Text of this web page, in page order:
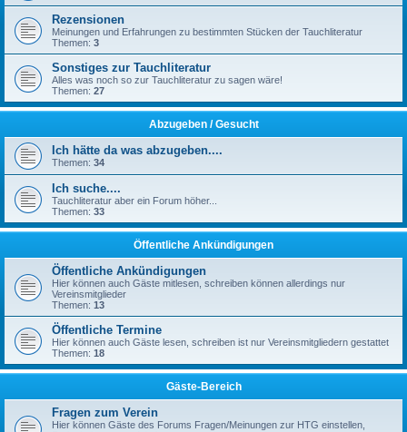
Rezensionen
Meinungen und Erfahrungen zu bestimmten Stücken der Tauchliteratur
Themen: 3
Sonstiges zur Tauchliteratur
Alles was noch so zur Tauchliteratur zu sagen wäre!
Themen: 27
Abzugeben / Gesucht
Ich hätte da was abzugeben....
Themen: 34
Ich suche....
Tauchliteratur aber ein Forum höher...
Themen: 33
Öffentliche Ankündigungen
Öffentliche Ankündigungen
Hier können auch Gäste mitlesen, schreiben können allerdings nur
Vereinsmitglieder
Themen: 13
Öffentliche Termine
Hier können auch Gäste lesen, schreiben ist nur Vereinsmitgliedern gestattet
Themen: 18
Gäste-Bereich
Fragen zum Verein
Hier können Gäste des Forums Fragen/Meinungen zur HTG einstellen,